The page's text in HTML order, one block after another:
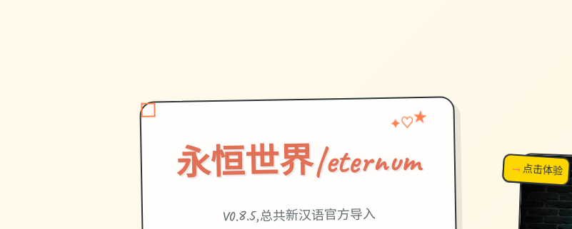
永恒世界|eternum
✦
♡★
V0.8.5,总共新汉语官方导入
↗超棒！
→点击体验